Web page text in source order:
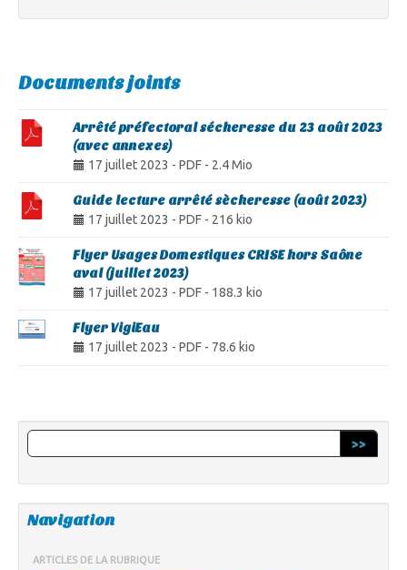
Documents joints
Arrêté préfectoral sécheresse du 23 août 2023
(avec annexes)
17 juillet 2023 - PDF - 2.4 Mio
Guide lecture arrêté sècheresse (août 2023)
17 juillet 2023 - PDF - 216 kio
Flyer Usages Domestiques CRISE hors Saône
aval (juillet 2023)
17 juillet 2023 - PDF - 188.3 kio
Flyer VigiEau
17 juillet 2023 - PDF - 78.6 kio
>>
Navigation
ARTICLES DE LA RUBRIQUE